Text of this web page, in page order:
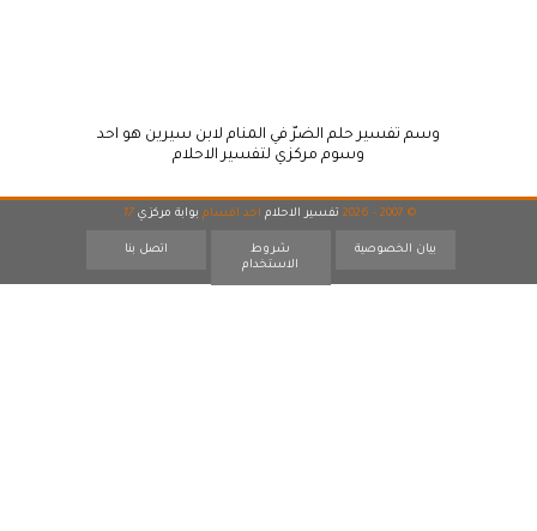
وسم تفسير حلم الضرّ في المنام لابن سيرين هو احد
وسوم مركزي لتفسير الاحلام
© 2007 - 2026 تفسير الاحلام احد اقسام بوابة مركزي 17
بيان الخصوصية
شروط
الاستخدام
اتصل بنا